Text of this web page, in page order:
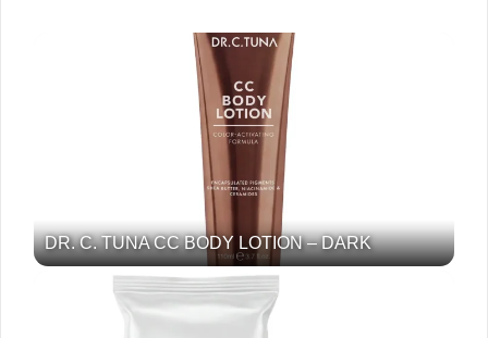
DR. C. TUNA CC BODY LOTION – DARK